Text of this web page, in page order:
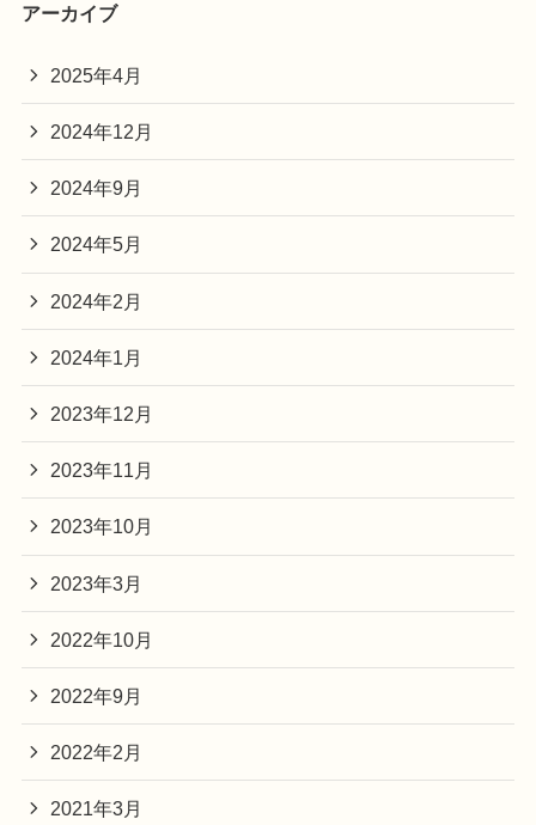
アーカイブ
2025年4月
2024年12月
2024年9月
2024年5月
2024年2月
2024年1月
2023年12月
2023年11月
2023年10月
2023年3月
2022年10月
2022年9月
2022年2月
2021年3月